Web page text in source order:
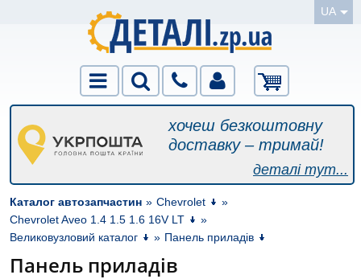
UA
хочеш безкоштовну
доставку – тримай!
деталі тут...
Каталог автозапчастин » Chevrolet
»
Chevrolet Aveo 1.4 1.5 1.6 16V LT
»
Великовузловий каталог
» Панель приладів
Панель приладів